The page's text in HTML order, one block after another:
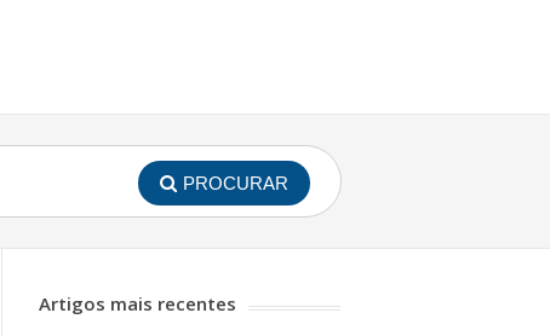
PROCURAR
Artigos mais recentes